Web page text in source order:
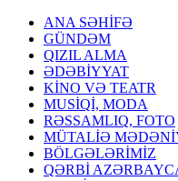
ANA SƏHİFƏ
GÜNDƏM
QIZIL ALMA
ƏDƏBİYYAT
KİNO VƏ TEATR
MUSİQİ, MODA
RƏSSAMLIQ, FOTO
MÜTALİƏ
BÖLGƏLƏRİMİZ
QƏRBİ